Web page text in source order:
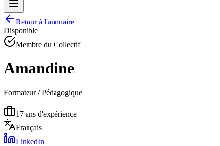
Retour à l'annuaire
Disponible
Membre du Collectif
Amandine
Formateur / Pédagogique
17 ans d'expérience
Français
LinkedIn